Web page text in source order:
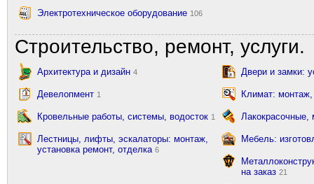
Электротехническое оборудование 106
Строительство, ремонт, услуги.
Архитектура и дизайн 4 Двери и замки:
Девелопмент 1 Климат:
Кровельные работы, системы, водосток 1
Лестницы, лифты, эскалаторы: монтаж,
установка ремонт, отделка 6
Мебель:
на заказ 21